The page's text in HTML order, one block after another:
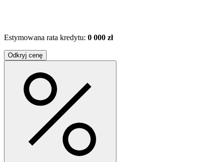
Estymowana rata kredytu: 0 000 zł
Odkryj cenę